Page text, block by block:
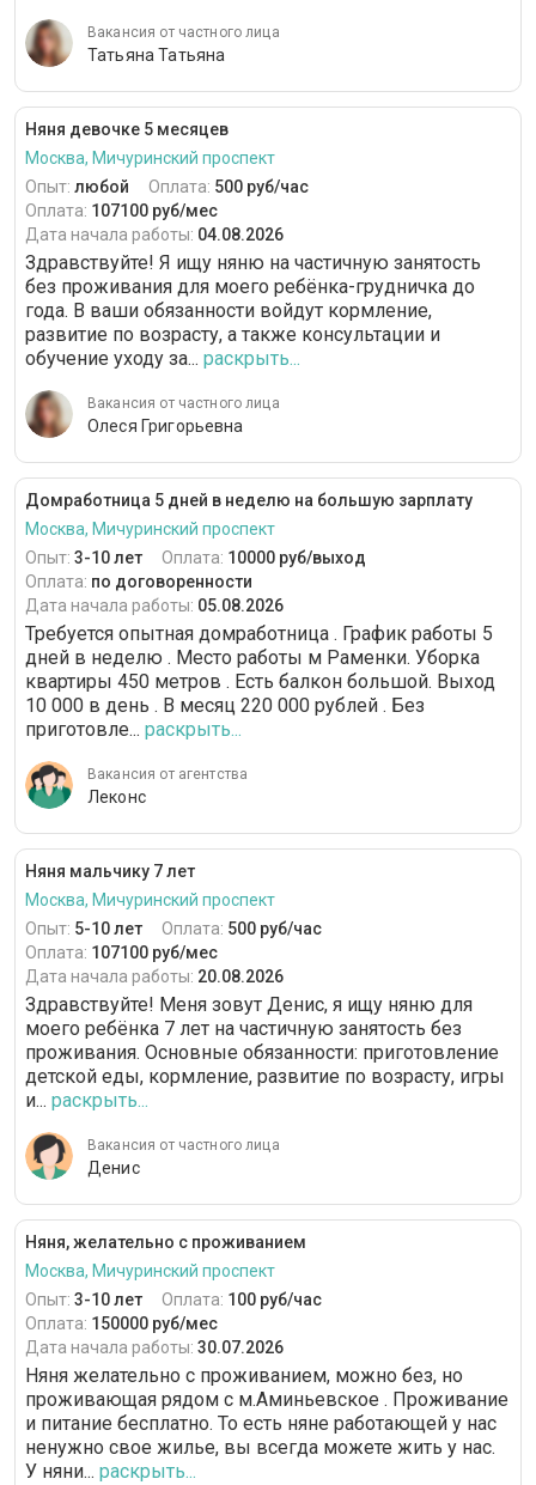
Вакансия от частного лица
Татьяна Татьяна
Няня девочке 5 месяцев
Москва, Мичуринский проспект
Опыт: любой Оплата: 500 руб/час
Оплата: 107100 руб/мес
Дата начала работы: 04.08.2026
Здравствуйте! Я ищу няню на частичную занятость
без проживания для моего ребёнка-грудничка до
года. В ваши обязанности войдут кормление,
развитие по возрасту, а также консультации и
обучение уходу за... раскрыть...
Вакансия от частного лица
Олеся Григорьевна
Домработница 5 дней в неделю на большую зарплату
Москва, Мичуринский проспект
Опыт: 3-10 лет Оплата: 10000 руб/выход
Оплата: по договоренности
Дата начала работы: 05.08.2026
Требуется опытная домработница . График работы 5
дней в неделю . Место работы м Раменки. Уборка
квартиры 450 метров . Есть балкон большой. Выход
10 000 в день . В месяц 220 000 рублей . Без
приготовле... раскрыть...
Вакансия от агентства
Леконс
Няня мальчику 7 лет
Москва, Мичуринский проспект
Опыт: 5-10 лет Оплата: 500 руб/час
Оплата: 107100 руб/мес
Дата начала работы: 20.08.2026
Здравствуйте! Меня зовут Денис, я ищу няню для
моего ребёнка 7 лет на частичную занятость без
проживания. Основные обязанности: приготовление
детской еды, кормление, развитие по возрасту, игры
и... раскрыть...
Вакансия от частного лица
Денис
Няня, желательно с проживанием
Москва, Мичуринский проспект
Опыт: 3-10 лет Оплата: 100 руб/час
Оплата: 150000 руб/мес
Дата начала работы: 30.07.2026
Няня желательно с проживанием, можно без, но
проживающая рядом с м.Аминьевское . Проживание
и питание бесплатно. То есть няне работающей у нас
ненужно свое жилье, вы всегда можете жить у нас.
У няни... раскрыть...